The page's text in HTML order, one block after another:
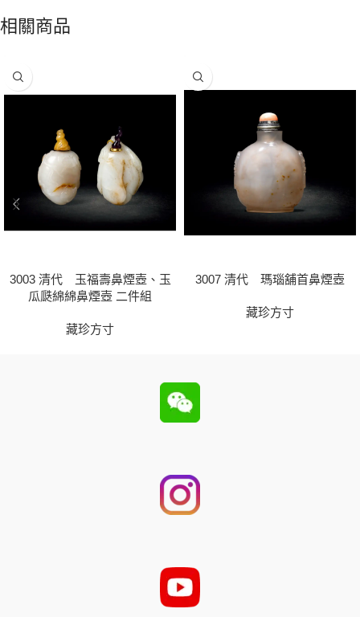
相關商品
3003 清代 玉福壽鼻煙壺、玉
瓜瓞綿綿鼻煙壺 二件組
藏珍方寸
3007 清代 瑪瑙舖首鼻煙壺
藏珍方寸